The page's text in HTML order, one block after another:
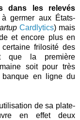
dans les relevés
germer aux États-
Cardlytics) mais
et encore plus en
frilosité des
que la première
soit pour très
en ligne du
de sa plate-
en effet deux